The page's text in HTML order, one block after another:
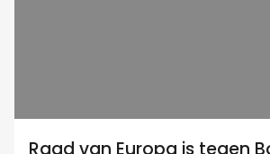
Raad van Europa is tegen